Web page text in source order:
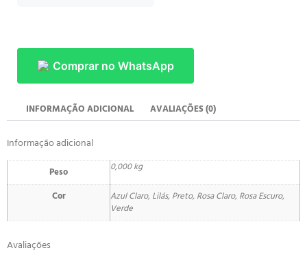
Comprar no WhatsApp
INFORMAÇÃO ADICIONAL AVALIAÇÕES (0)
Informação adicional
Peso 0,000 kg
Cor
Azul Claro, Lilás, Preto, Rosa Claro, Rosa Escuro,
Verde
Avaliações